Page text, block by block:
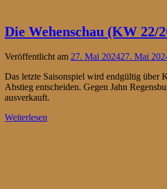
Die Wehenschau (KW 22/
Veröffentlicht am 27. Mai 202427. Mai
Das letzte Saisonspiel wird endgültig über
Abstieg entscheiden. Gegen Jahn
ausverkauft.
Weiterlesen